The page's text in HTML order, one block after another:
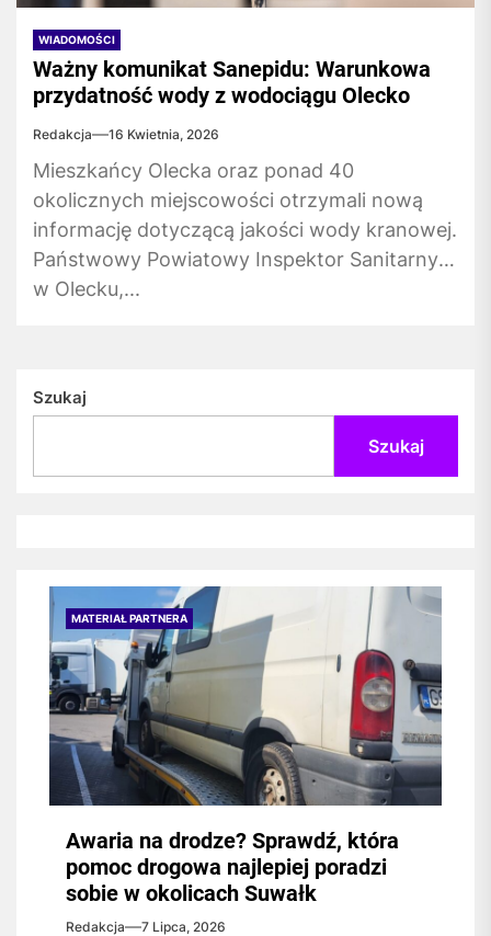
WIADOMOŚCI
Ważny komunikat Sanepidu: Warunkowa
przydatność wody z wodociągu Olecko
Redakcja 16 Kwietnia, 2026
Mieszkańcy Olecka oraz ponad 40
okolicznych miejscowości otrzymali nową
informację dotyczącą jakości wody kranowej.
Państwowy Powiatowy Inspektor Sanitarny
w Olecku,...
Szukaj
Szukaj
MATERIAŁ PARTNERA
Awaria na drodze? Sprawdź, która
pomoc drogowa najlepiej poradzi
sobie w okolicach Suwałk
Redakcja 7 Lipca, 2026